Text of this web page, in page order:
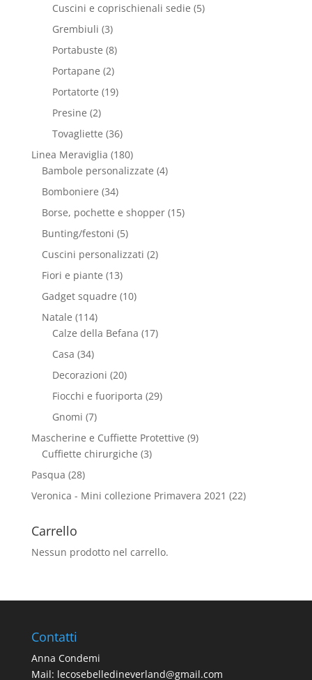
Cuscini e coprischienali sedie (5)
Grembiuli (3)
Portabuste (8)
Portapane (2)
Portatorte (19)
Presine (2)
Tovagliette (36)
Linea Meraviglia (180)
Bambole personalizzate (4)
Bomboniere (34)
Borse, pochette e shopper (15)
Bunting/festoni (5)
Cuscini personalizzati (2)
Fiori e piante (13)
Gadget squadre (10)
Natale (114)
Calze della Befana (17)
Casa (34)
Decorazioni (20)
Fiocchi e fuoriporta (29)
Gnomi (7)
Mascherine e Cuffiette Protettive (9)
Cuffiette chirurgiche (3)
Pasqua (28)
Veronica - Mini collezione Primavera 2021 (22)
Carrello
Nessun prodotto nel carrello.
Contatti
Anna Condemi
Mail: lecosebelledineverland@gmail.com